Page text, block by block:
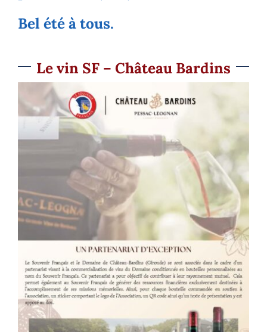
Bel été à tous.
Le vin SF – Château Bardins